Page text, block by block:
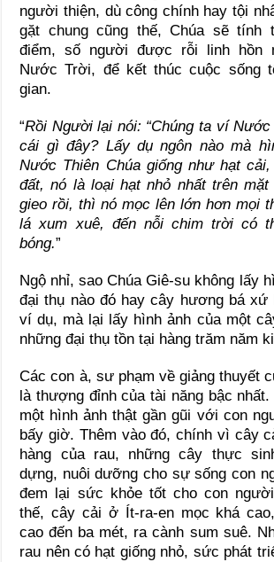
người thiện, dù công chính hay tội
gặt chung cũng thế, Chúa sẽ tính
điểm, số người được rỗi linh hồn
Nước Trời, để kết thúc cuộc sống
gian.
“Rồi Người lại nói: “Chúng ta ví
cái gì đây? Lấy dụ ngôn nào mà
Nước Thiên Chúa giống như hạt
đất, nó là loại hạt nhỏ nhất trên
gieo rồi, thì nó mọc lên lớn hơn mọi
lá xum xuê, đến nỗi chim trời có
bóng.”
Ngộ nhỉ, sao Chúa Giê-su không lấy
đại thụ nào đó hay cây hương bá xứ
ví dụ, mà lại lấy hình ảnh của một
những đại thụ tồn tại hàng trăm năm
Các con à, sư phạm về giảng thuyết
là thượng đỉnh của tài năng bậc
một hình ảnh thật gần gũi với con
bấy giờ. Thêm vào đó, chính vì cây
hàng của rau, những cây thực
dựng, nuôi dưỡng cho sự sống con
đem lại sức khỏe tốt cho con
thế, cây cải ở Ít-ra-en mọc khá
cao đến ba mét, ra cành sum suê.
rau nên có hạt giống nhỏ, sức phát